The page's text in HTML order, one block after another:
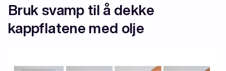
Bruk svamp til å dekke
kappflatene med olje